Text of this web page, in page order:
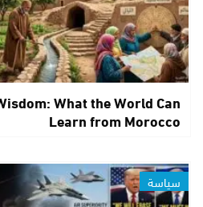
What the World Can
Learn from Morocco
سياسة